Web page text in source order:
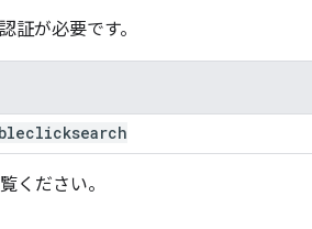
証が必要です。
ください。